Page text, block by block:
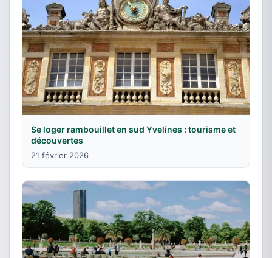
Se loger rambouillet en sud Yvelines : tourisme et
découvertes
21 février 2026